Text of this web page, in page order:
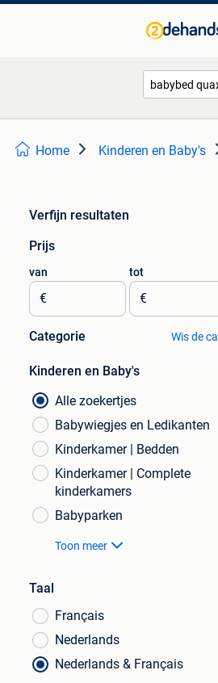
Home Kinderen en Baby's
Verfijn resultaten
Prijs
van
€
tot
€
Categorie Wis de
Kinderen en Baby's
Alle zoekertjes
Babywiegjes en Ledikanten
Kinderkamer | Bedden
Kinderkamer | Complete
kinderkamers
Babyparken
Toon meer
Taal
Français
Nederlands
Nederlands & Français